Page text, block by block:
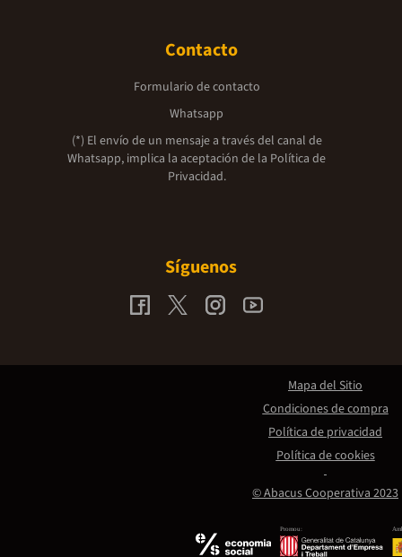
Contacto
Formulario de contacto
Whatsapp
(*) El envío de un mensaje a través del canal de
Whatsapp, implica la aceptación de la Política de
Privacidad.
Síguenos
Promou:
© Abacus Cooperativa 2023
Mapa del Sitio
Condiciones de compra
Política de privacidad
Política de cookies